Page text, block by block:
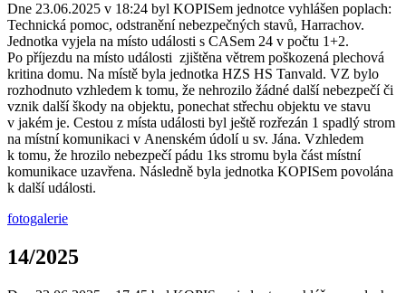
Dne 23.06.2025 v 18:24 byl KOPISem jednotce vyhlášen poplach:
Technická pomoc, odstranění nebezpečných stavů, Harrachov.
Jednotka vyjela na místo události s CASem 24 v počtu 1+2.
Po příjezdu na místo události zjištěna větrem poškozená plechová
kritina domu. Na místě byla jednotka HZS HS Tanvald. VZ bylo
rozhodnuto vzhledem k tomu, že nehrozilo žádné další nebezpečí či
vznik další škody na objektu, ponechat střechu objektu ve stavu
v jakém je. Cestou z místa události byl ještě rozřezán 1 spadlý strom
na místní komunikaci v Anenském údolí u sv. Jána. Vzhledem
k tomu, že hrozilo nebezpečí pádu 1ks stromu byla část místní
komunikace uzavřena. Následně byla jednotka KOPISem povolána
k další události.
fotogalerie
14/2025